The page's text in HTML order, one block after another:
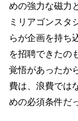
めの強力な磁力
ミリアゴンスタ
らが企画を持ち
を招聘できたの
覚悟があったか
費は、浪費では
めの必須条件だ